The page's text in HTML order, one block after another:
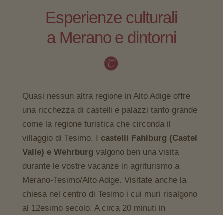
Esperienze culturali
a Merano e dintorni
Quasi nessun altra regione in Alto Adige offre
una ricchezza di castelli e palazzi tanto grande
come la regione turistica che circonda il
villaggio di Tesimo. I castelli Fahlburg (Castel
Valle) e Wehrburg valgono ben una visita
durante le vostre vacanze in agriturismo a
Merano-Tesimo/Alto Adige. Visitate anche la
chiesa nel centro di Tesimo i cui muri risalgono
al 12esimo secolo. A circa 20 minuti in